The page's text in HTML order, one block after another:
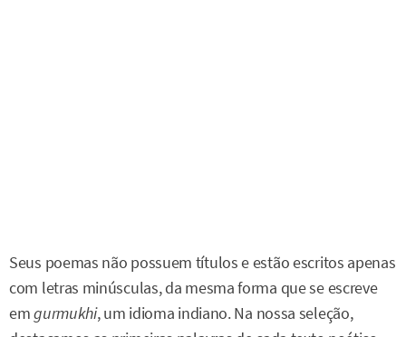
Seus poemas não possuem títulos e estão escritos apenas
com letras minúsculas, da mesma forma que se escreve
emgurmukhi, um idioma indiano. Na nossa seleção,